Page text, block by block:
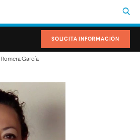
SOLICITA INFORMACIÓN
Romera García